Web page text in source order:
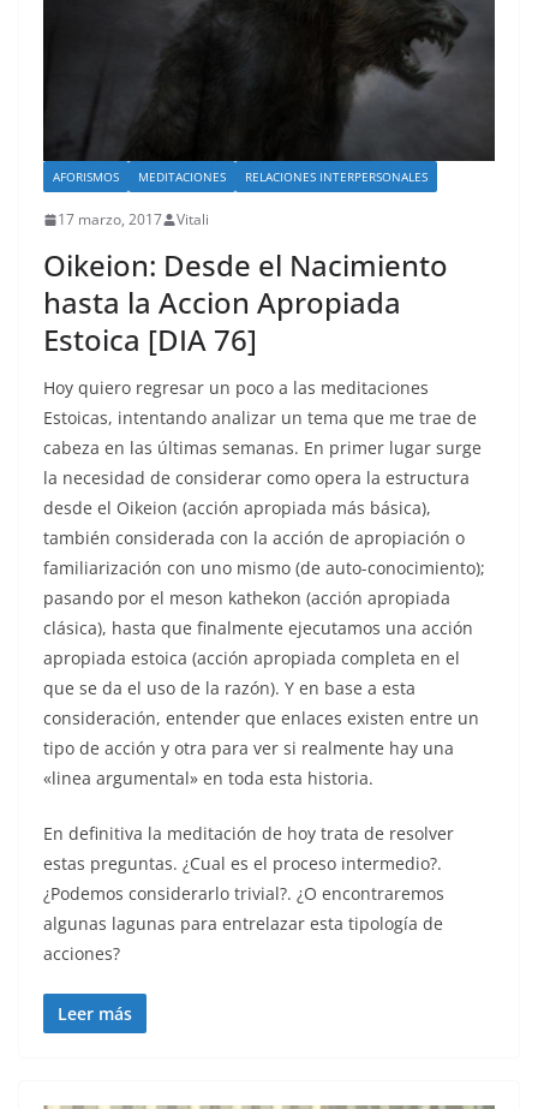
AFORISMOS MEDITACIONES RELACIONES INTERPERSONALES
17 marzo, 2017 Vitali
Oikeion: Desde el Nacimiento
hasta la Accion Apropiada
Estoica [DIA 76]
Hoy quiero regresar un poco a las meditaciones
Estoicas, intentando analizar un tema que me trae de
cabeza en las últimas semanas. En primer lugar surge
la necesidad de considerar como opera la estructura
desde el Oikeion (acción apropiada más básica),
también considerada con la acción de apropiación o
familiarización con uno mismo (de auto-conocimiento);
pasando por el meson kathekon (acción apropiada
clásica), hasta que finalmente ejecutamos una acción
apropiada estoica (acción apropiada completa en el
que se da el uso de la razón). Y en base a esta
consideración, entender que enlaces existen entre un
tipo de acción y otra para ver si realmente hay una
«linea argumental» en toda esta historia.
En definitiva la meditación de hoy trata de resolver
estas preguntas. ¿Cual es el proceso intermedio?.
¿Podemos considerarlo trivial?. ¿O encontraremos
algunas lagunas para entrelazar esta tipología de
acciones?
Leer más